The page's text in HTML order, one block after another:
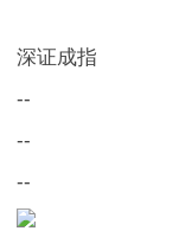
深证成指
--
--
--